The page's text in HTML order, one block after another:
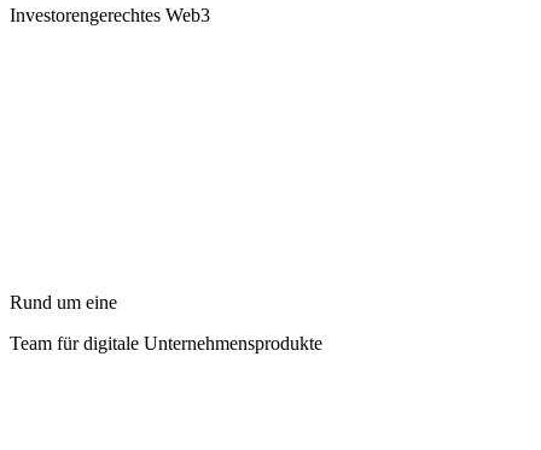
Investorengerechtes Web3
Rund um eine
Team für digitale Unternehmensprodukte